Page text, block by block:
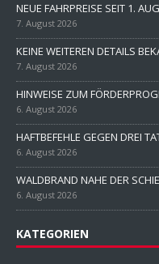
NEUE FAHRPREISE SEIT 1.
7. August 2026
KEINE WEITEREN DETAILS
7. August 2026
HINWEISE ZUM
6. August 2026
HAFTBEFEHLE GEGEN DREI
6. August 2026
WALDBRAND NAHE DER
6. August 2026
KATEGORIEN